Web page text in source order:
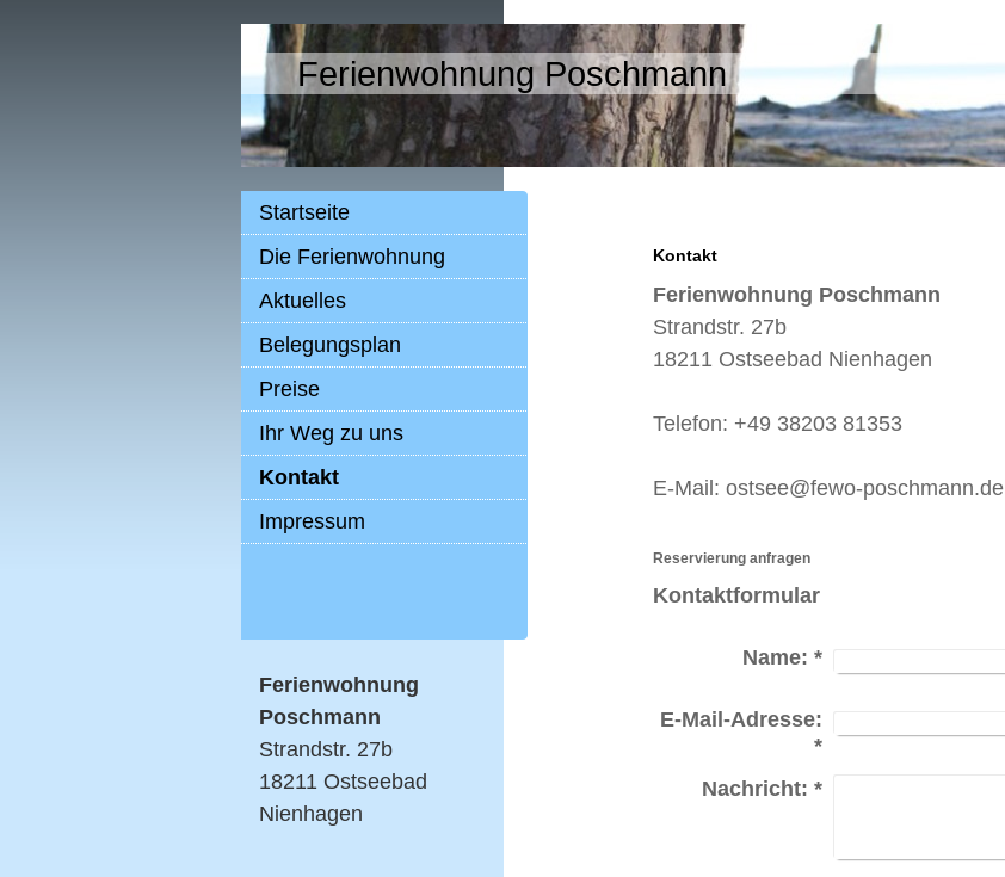
Ferienwohnung Poschmann
Kontakt
Ferienwohnung Poschmann
Strandstr. 27b
18211 Ostseebad Nienhagen
Telefon: +49 38203 81353
E-Mail: ostsee@fewo-poschmann.de
Reservierung anfragen
Kontaktformular
Name: *
E-Mail-Adresse:
*
Nachricht: *
Startseite
Die Ferienwohnung
Aktuelles
Belegungsplan
Preise
Ihr Weg zu uns
Kontakt
Impressum
Ferienwohnung
Poschmann
Strandstr. 27b
18211 Ostseebad
Nienhagen